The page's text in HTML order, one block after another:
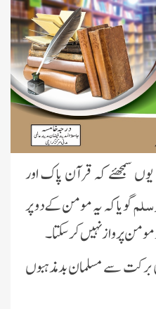
سمجھئے کہ قرآن پاک اور
گویا کہ یہ مومن کے دو پر
پرواز نہیں کر سکتا ۔
سے مسلمان بدمذہبوں